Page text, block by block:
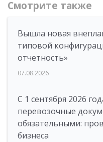
Смотрите также
Вышла новая
типовой
отчетность»
07.08.2026
С 1 сентября 2026
перевозочные
обязательными:
бизнеса